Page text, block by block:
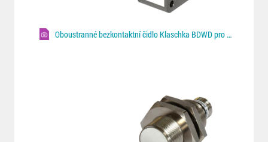
Oboustranné bezkontaktní čidlo Klaschka BDWD pro Fe/NF plechy